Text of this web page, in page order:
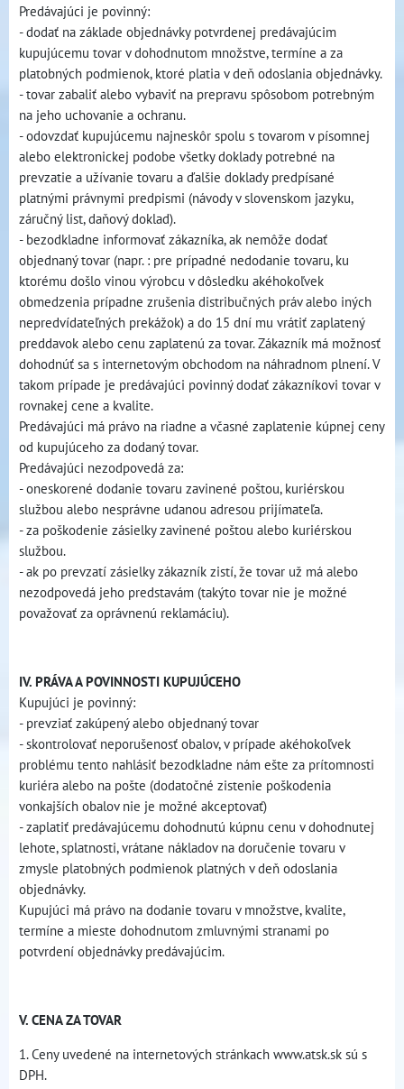
Predávajúci je povinný:
- dodať na základe objednávky potvrdenej predávajúcim
kupujúcemu tovar v dohodnutom množstve, termíne a za
platobných podmienok, ktoré platia v deň odoslania objednávky.
- tovar zabaliť alebo vybaviť na prepravu spôsobom potrebným
na jeho uchovanie a ochranu.
- odovzdať kupujúcemu najneskôr spolu s tovarom v písomnej
alebo elektronickej podobe všetky doklady potrebné na
prevzatie a užívanie tovaru a ďalšie doklady predpísané
platnými právnymi predpismi (návody v slovenskom jazyku,
záručný list, daňový doklad).
- bezodkladne informovať zákazníka, ak nemôže dodať
objednaný tovar (napr. : pre prípadné nedodanie tovaru, ku
ktorému došlo vinou výrobcu v dôsledku akéhokoľvek
obmedzenia prípadne zrušenia distribučných práv alebo iných
nepredvídateľných prekážok) a do 15 dní mu vrátiť zaplatený
preddavok alebo cenu zaplatenú za tovar. Zákazník má možnosť
dohodnúť sa s internetovým obchodom na náhradnom plnení. V
takom prípade je predávajúci povinný dodať zákazníkovi tovar v
rovnakej cene a kvalite.
Predávajúci má právo na riadne a včasné zaplatenie kúpnej ceny
od kupujúceho za dodaný tovar.
Predávajúci nezodpovedá za:
- oneskorené dodanie tovaru zavinené poštou, kuriérskou
službou alebo nesprávne udanou adresou prijímateľa.
- za poškodenie zásielky zavinené poštou alebo kuriérskou
službou.
- ak po prevzatí zásielky zákazník zistí, že tovar už má alebo
nezodpovedá jeho predstavám (takýto tovar nie je možné
považovať za oprávnenú reklamáciu).
IV. PRÁVA A POVINNOSTI KUPUJÚCEHO
Kupujúci je povinný:
- prevziať zakúpený alebo objednaný tovar
- skontrolovať neporušenosť obalov, v prípade akéhokoľvek
problému tento nahlásiť bezodkladne nám ešte za prítomnosti
kuriéra alebo na pošte (dodatočné zistenie poškodenia
vonkajších obalov nie je možné akceptovať)
- zaplatiť predávajúcemu dohodnutú kúpnu cenu v dohodnutej
lehote, splatnosti, vrátane nákladov na doručenie tovaru v
zmysle platobných podmienok platných v deň odoslania
objednávky.
Kupujúci má právo na dodanie tovaru v množstve, kvalite,
termíne a mieste dohodnutom zmluvnými stranami po
potvrdení objednávky predávajúcim.
V. CENA ZA TOVAR
1. Ceny uvedené na internetových stránkach www.atsk.sk sú s
DPH.